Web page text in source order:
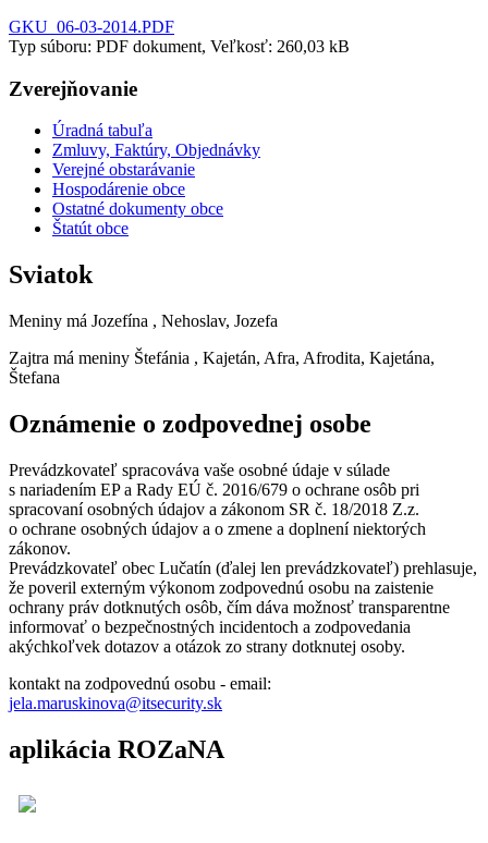
GKU_06-03-2014.PDF
Typ súboru: PDF dokument, Veľkosť: 260,03 kB
Zverejňovanie
Úradná tabuľa
Zmluvy, Faktúry, Objednávky
Verejné obstarávanie
Hospodárenie obce
Ostatné dokumenty obce
Štatút obce
Sviatok
Meniny má Jozefína , Nehoslav, Jozefa
Zajtra má meniny Štefánia , Kajetán, Afra, Afrodita, Kajetána,
Štefana
Oznámenie o zodpovednej osobe
Prevádzkovateľ spracováva vaše osobné údaje v súlade
s nariadením EP a Rady EÚ č. 2016/679 o ochrane osôb pri
spracovaní osobných údajov a zákonom SR č. 18/2018 Z.z.
o ochrane osobných údajov a o zmene a doplnení niektorých
zákonov.
Prevádzkovateľ obec Lučatín (ďalej len prevádzkovateľ) prehlasuje,
že poveril externým výkonom zodpovednú osobu na zaistenie
ochrany práv dotknutých osôb, čím dáva možnosť transparentne
informovať o bezpečnostných incidentoch a zodpovedania
akýchkoľvek dotazov a otázok zo strany dotknutej osoby.
kontakt na zodpovednú osobu - email:
jela.maruskinova@itsecurity.sk
aplikácia ROZaNA